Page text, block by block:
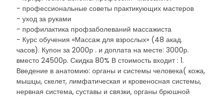
- профессиональные советы практикующих мастеров
- уход за руками
- профилактика профзаболеваний массажиста
- Курс обучения «Массаж для взрослых» (48 акад.
часов). Купон за 2000р . и доплата на месте: 3000р.
вместо 24500р. Скидка 80% В стоимость входит : 1.
Введение в анатомию: органы и системы человека( кожа,
мышцы, скелет, лимфатическая и кровеносная системы,
нервная система, суставы и связки, органы брюшной